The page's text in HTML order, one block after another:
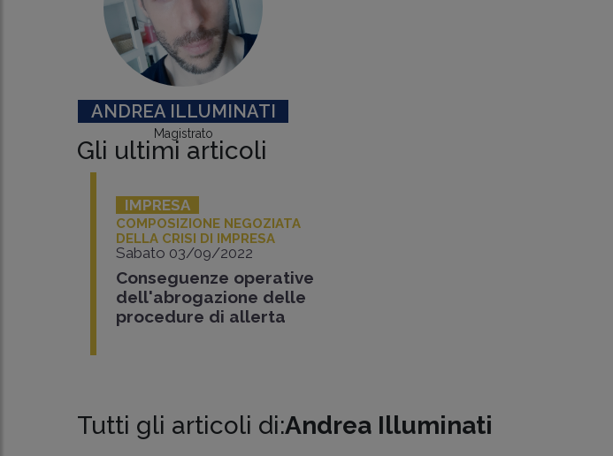
ANDREA ILLUMINATI
Magistrato
Gli ultimi articoli
IMPRESA
COMPOSIZIONE NEGOZIATA
DELLA CRISI DI IMPRESA
Sabato 03/09/2022
Conseguenze operative
dell'abrogazione delle
procedure di allerta
Tutti gli articoli di:Andrea Illuminati